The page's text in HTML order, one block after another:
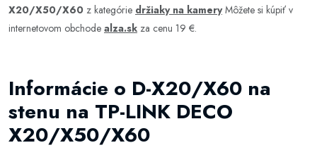
X20/X50/X60 z kategórie držiaky na kameryMôžete si kúpiť v
internetovom obchode alza.sk za cenu 19 €.
Informácie o D-X20/X60 na
stenu na TP-LINK DECO
X20/X50/X60